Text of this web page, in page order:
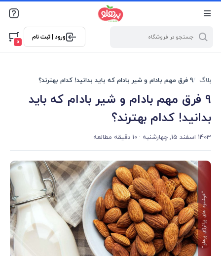
@media screen and (max-width: 500px) { .w-ch{bottom: 125px
!important; left:5px !important;} }
ورود | ثبت نام
0
بلاگ 9 فرق مهم بادام و شیر بادام که باید بدانید! کدام بهترند؟
9 فرق مهم بادام و شیر بادام که باید
بدانید! کدام بهترند؟
1403 اسفند 15, چهارشنبه · 10 دقیقه مطالعه